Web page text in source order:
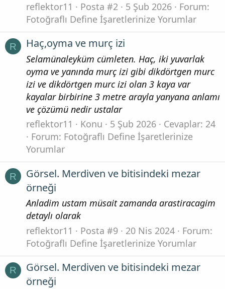
reflektor11
Posta #2 5 Şub 2026
Forum:
Fotoğraflı Define İşaretlerinize Yorumlar
R Haç,oyma ve murç izi
Selamünaleyküm cümleten. Haç, iki yuvarlak
oyma ve yanında murç izi gibi dikdörtgen murc
izi ve dikdörtgen murc izi olan 3 kaya var
kayalar birbirine 3 metre arayla yanyana anlamı
ve çözümü nedir ustalar
reflektor11
Konu 5 Şub 2026
Cevaplar: 24
Forum: Fotoğraflı Define İşaretlerinize
Yorumlar
R
Görsel. Merdiven ve bitisindeki mezar
örneği
Anladim ustam müsait zamanda arastiracagim
detaylı olarak
reflektor11
Posta #9 20 Nis 2024
Forum:
Fotoğraflı Define İşaretlerinize Yorumlar
R
Görsel. Merdiven ve bitisindeki mezar
örneği